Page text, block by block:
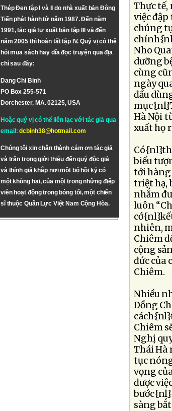
Thép Đen tập I và II do nhà xuất bản Đông
Tiến phát hành từ năm 1987. Đến năm
1991, tác giả tự xuất bản tập III và đến
năm 2005 thì hoàn tất tập IV. Quý vị có thể
hỏi mua sách hay dĩa đọc truyện qua địa
chỉ sau đây:
Dang Chi Binh
PO Box 255-571
Dorchester, MA. 02125, USA
Hoặc quý vị có thể liên lạc với tác giả qua
email:dcbinh38@hotmail.com
Chúng tôi xin chân thành cám ơn tác giả
và trân trọng giới thiệu đến quý độc giả
và thính giả khắp nơi một bộ hồi ký có
một không hai, của một trong những điệp
viên hoạt động trong bóng tối, một chiến
sĩ thuộc Quân Lực Việt Nam Cộng Hòa.
Thực
việc
chúng
Nho
dưỡng
cùng
ngày
đầu
Hà Nội
xuất họ
biểu
tới
triệt hạ,
nhắm
luôn
nhiên,
Chiêm
cộng
đức của
Chiêm.
Nhiều
Ðồng
Chiêm
Nghị
Thái Hà
tục
vọng
được
sàng